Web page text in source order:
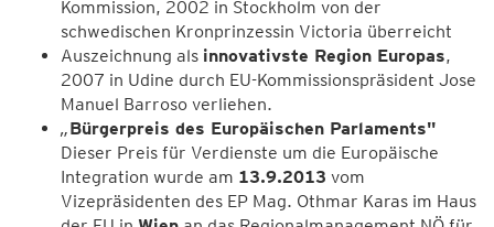
Kommission, 2002 in Stockholm von der
schwedischen Kronprinzessin Victoria überreicht
Auszeichnung als innovativste Region Europas,
2007 in Udine durch EU-Kommissionspräsident Jose
Manuel Barroso verliehen.
„Bürgerpreis des Europäischen Parlaments"
Dieser Preis für Verdienste um die Europäische
Integration wurde am 13.9.2013 vom
Vizepräsidenten des EP Mag. Othmar Karas im Haus